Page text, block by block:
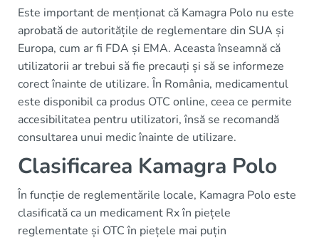
Este important de menționat că Kamagra Polo nu este
aprobată de autoritățile de reglementare din SUA și
Europa, cum ar fi FDA și EMA. Aceasta înseamnă că
utilizatorii ar trebui să fie precauți și să se informeze
corect înainte de utilizare. În România, medicamentul
este disponibil ca produs OTC online, ceea ce permite
accesibilitatea pentru utilizatori, însă se recomandă
consultarea unui medic înainte de utilizare.
Clasificarea Kamagra Polo
În funcție de reglementările locale, Kamagra Polo este
clasificată ca un medicament Rx în piețele
reglementate și OTC în piețele mai puțin